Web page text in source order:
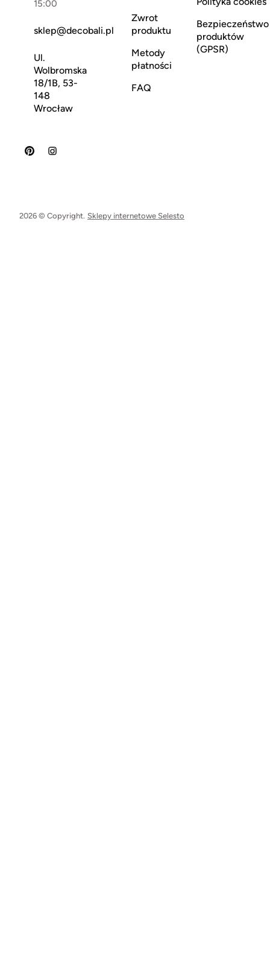
15:00
sklep@decobali.pl
Ul.
Wolbromska
18/1B, 53-
148
Wrocław
Zwrot
produktu
Metody
płatności
FAQ
Bezpieczeństwo
produktów
(GPSR)
2026 © Copyright. Sklepy internetowe Selesto